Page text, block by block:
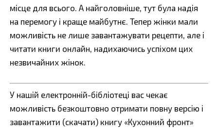
місце для всього. А найголовніше, тут була надія
на перемогу і краще майбутнє. Тепер жінки мали
можливість не лише завантажувати рецепти, але і
читати книги онлайн, надихаючись успіхом цих
незвичайних жінок.
У нашій електронній-бібліотеці вас чекає
можливість безкоштовно отримати повну версію і
завантажити (скачати) книгу «Кухонний фронт»